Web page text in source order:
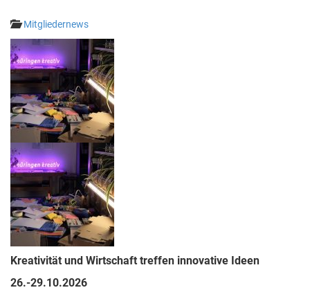
Mitgliedernews
Kreativität und Wirtschaft treffen innovative Ideen
26.-29.10.2026